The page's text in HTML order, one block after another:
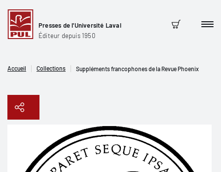
Presses de l'Université Laval
Éditeur depuis 1950
Panier
Accueil Collections Suppléments francophones de la Revue Phoenix
Copier le lien